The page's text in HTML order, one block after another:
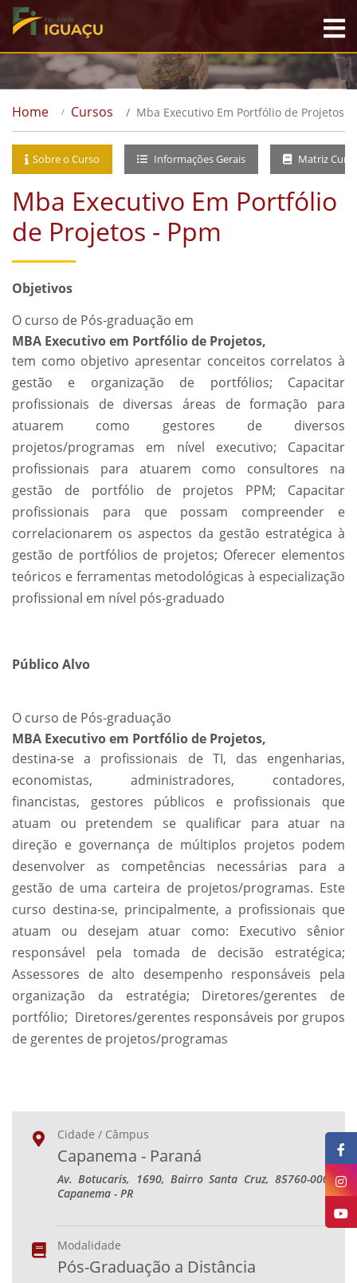
Home Cursos Mba Executivo Em Portfólio de Projetos -
Sobre o Curso Informações Gerais Matriz
Mba Executivo Em Portfólio
de Projetos - Ppm
Objetivos
O curso de Pós-graduação em
MBA Executivo em Portfólio de Projetos,
tem como objetivo apresentar conceitos correlatos à
gestão e organização de portfólios; Capacitar
profissionais de diversas áreas de formação para
atuarem como gestores de diversos
projetos/programas em nível executivo; Capacitar
profissionais para atuarem como consultores na
gestão de portfólio de projetos PPM; Capacitar
profissionais para que possam compreender e
correlacionarem os aspectos da gestão estratégica à
gestão de portfólios de projetos; Oferecer elementos
teóricos e ferramentas metodológicas à especialização
profissional em nível pós-graduado
Público Alvo
O curso de Pós-graduação
MBA Executivo em Portfólio de Projetos,
destina-se a profissionais de TI, das engenharias,
economistas, administradores, contadores,
financistas, gestores públicos e profissionais que
atuam ou pretendem se qualificar para atuar na
direção e governança de múltiplos projetos podem
desenvolver as competências necessárias para a
gestão de uma carteira de projetos/programas. Este
curso destina-se, principalmente, a profissionais que
atuam ou desejam atuar como: Executivo sênior
responsável pela tomada de decisão estratégica;
Assessores de alto desempenho responsáveis pela
organização da estratégia; Diretores/gerentes de
portfólio; Diretores/gerentes responsáveis por grupos
de gerentes de projetos/programas
Cidade / Câmpus
Capanema - Paraná
Av. Botucaris, 1690, Bairro Santa Cruz, 85760-000
Capanema - PR
Modalidade
Pós-Graduação a Distância